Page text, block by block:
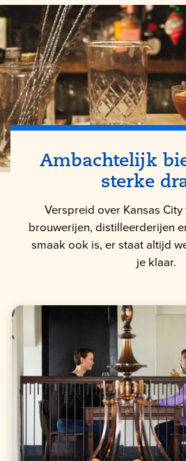
Ambachtelijk
sterke
Verspreid over Kansas
brouwerijen, distilleerderijen
smaak ook is, er staat altijd
je klaar.